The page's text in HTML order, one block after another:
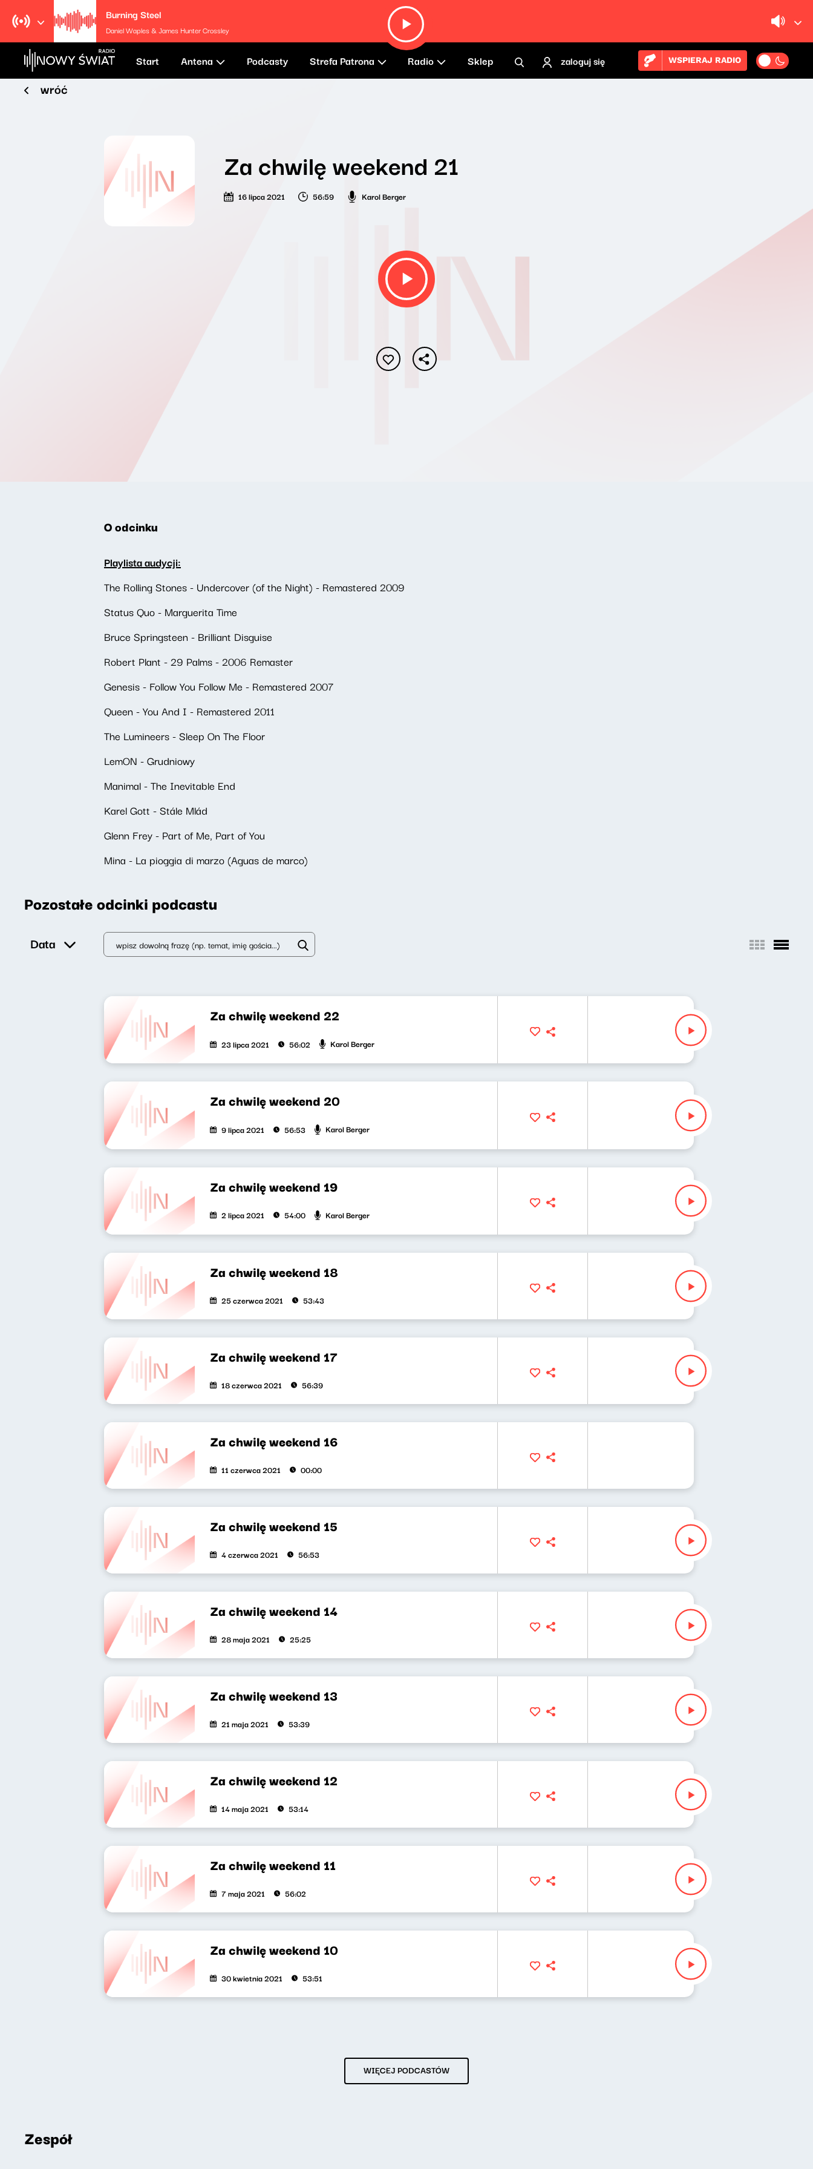
Burning Steel
Daniel Waples & James Hunter Crossley
Start Antena Podcasty Strefa Patrona Radio Sklep zaloguj się WSPIERAJ RADIO
wróć
Za chwilę weekend 21
16 lipca 2021 56:59 Karol Berger
O odcinku
Playlista audycji:
The Rolling Stones - Undercover (of the Night) - Remastered 2009
Status Quo - Marguerita Time
Bruce Springsteen - Brilliant Disguise
Robert Plant - 29 Palms - 2006 Remaster
Genesis - Follow You Follow Me - Remastered 2007
Queen - You And I - Remastered 2011
The Lumineers - Sleep On The Floor
LemON - Grudniowy
Manimal - The Inevitable End
Karel Gott - Stále Mlád
Glenn Frey - Part of Me, Part of You
Mina - La pioggia di marzo (Aguas de marco)
Pozostałe odcinki podcastu
Data
Za chwilę weekend 22
23 lipca 2021 56:02 Karol Berger
Za chwilę weekend 20
9 lipca 2021 56:53 Karol Berger
Za chwilę weekend 19
2 lipca 2021 54:00 Karol Berger
Za chwilę weekend 18
25 czerwca 2021 53:43
Za chwilę weekend 17
18 czerwca 2021 56:39
Za chwilę weekend 16
11 czerwca 2021 00:00
Za chwilę weekend 15
4 czerwca 2021 56:53
Za chwilę weekend 14
28 maja 2021 25:25
Za chwilę weekend 13
21 maja 2021 53:39
Za chwilę weekend 12
14 maja 2021 53:14
Za chwilę weekend 11
7 maja 2021 56:02
Za chwilę weekend 10
30 kwietnia 2021 53:51
WIĘCEJ PODCASTÓW
Zespół